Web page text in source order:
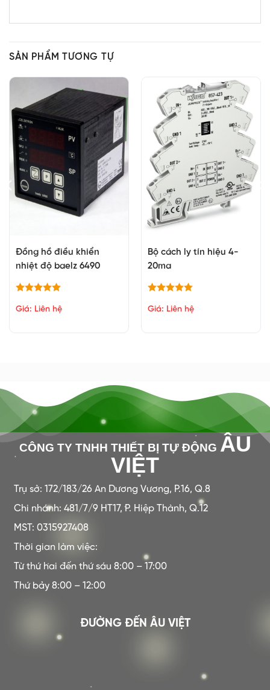
SẢN PHẨM TƯƠNG TỰ
Đồng hồ điều khiển
nhiệt độ baelz 6490
Giá: Liên hệ
Bộ cách ly tín hiệu 4-
20ma
Giá: Liên hệ
CÔNG TY TNHH THIẾT BỊ TỰ ĐỘNG ÂU
VIỆT
Trụ sở: 172/183/26 An Dương Vương, P.16, Q.8
Chi nhánh: 481/7/9 HT17, P. Hiệp Thành, Q.12
MST: 0315927408
Thời gian làm việc:
Từ thứ hai đến thứ sáu 8:00 – 17:00
Thứ bảy 8:00 – 12:00
ĐƯỜNG ĐẾN ÂU VIỆT